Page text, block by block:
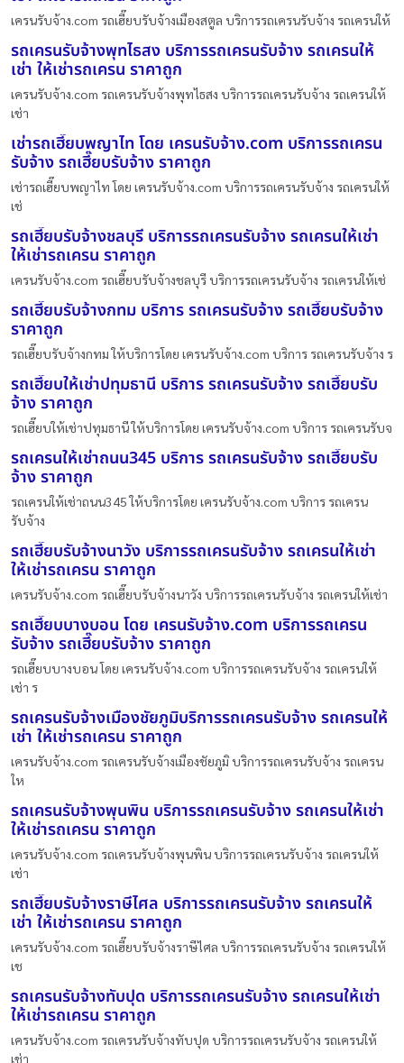
เครนรับจ้าง.com รถเฮี๊ยบรับจ้างเมืองสตูล บริการรถเครนรับจ้าง รถเครนให้
รถเครนรับจ้างพุทไธสง บริการรถเครนรับจ้าง รถเครนให้
เช่า ให้เช่ารถเครน ราคาถูก
เครนรับจ้าง.com รถเครนรับจ้างพุทไธสง บริการรถเครนรับจ้าง รถเครนให้
เช่า
เช่ารถเฮี๊ยบพญาไท โดย เครนรับจ้าง.com บริการรถเครน
รับจ้าง รถเฮี๊ยบรับจ้าง ราคาถูก
เช่ารถเฮี๊ยบพญาไท โดย เครนรับจ้าง.com บริการรถเครนรับจ้าง รถเครนให้
เช่
รถเฮี๊ยบรับจ้างชลบุรี บริการรถเครนรับจ้าง รถเครนให้เช่า
ให้เช่ารถเครน ราคาถูก
เครนรับจ้าง.com รถเฮี๊ยบรับจ้างชลบุรี บริการรถเครนรับจ้าง รถเครนให้เช่
รถเฮี๊ยบรับจ้างกทม บริการ รถเครนรับจ้าง รถเฮี๊ยบรับจ้าง
ราคาถูก
รถเฮี๊ยบรับจ้างกทม ให้บริการโดย เครนรับจ้าง.com บริการ รถเครนรับจ้าง ร
รถเฮี๊ยบให้เช่าปทุมธานี บริการ รถเครนรับจ้าง รถเฮี๊ยบรับ
จ้าง ราคาถูก
รถเฮี๊ยบให้เช่าปทุมธานี ให้บริการโดย เครนรับจ้าง.com บริการ รถเครนรับจ
รถเครนให้เช่าถนน345 บริการ รถเครนรับจ้าง รถเฮี๊ยบรับ
จ้าง ราคาถูก
รถเครนให้เช่าถนน345 ให้บริการโดย เครนรับจ้าง.com บริการ รถเครน
รับจ้าง
รถเฮี๊ยบรับจ้างนาวัง บริการรถเครนรับจ้าง รถเครนให้เช่า
ให้เช่ารถเครน ราคาถูก
เครนรับจ้าง.com รถเฮี๊ยบรับจ้างนาวัง บริการรถเครนรับจ้าง รถเครนให้เช่า
รถเฮี๊ยบบางบอน โดย เครนรับจ้าง.com บริการรถเครน
รับจ้าง รถเฮี๊ยบรับจ้าง ราคาถูก
รถเฮี๊ยบบางบอน โดย เครนรับจ้าง.com บริการรถเครนรับจ้าง รถเครนให้
เช่า ร
รถเครนรับจ้างเมืองชัยภูมิบริการรถเครนรับจ้าง รถเครนให้
เช่า ให้เช่ารถเครน ราคาถูก
เครนรับจ้าง.com รถเครนรับจ้างเมืองชัยภูมิ บริการรถเครนรับจ้าง รถเครน
ให
รถเครนรับจ้างพุนพิน บริการรถเครนรับจ้าง รถเครนให้เช่า
ให้เช่ารถเครน ราคาถูก
เครนรับจ้าง.com รถเครนรับจ้างพุนพิน บริการรถเครนรับจ้าง รถเครนให้
เช่า
รถเฮี๊ยบรับจ้างราษีไศล บริการรถเครนรับจ้าง รถเครนให้
เช่า ให้เช่ารถเครน ราคาถูก
เครนรับจ้าง.com รถเฮี๊ยบรับจ้างราษีไศล บริการรถเครนรับจ้าง รถเครนให้
เช
รถเครนรับจ้างทับปุด บริการรถเครนรับจ้าง รถเครนให้เช่า
ให้เช่ารถเครน ราคาถูก
เครนรับจ้าง.com รถเครนรับจ้างทับปุด บริการรถเครนรับจ้าง รถเครนให้
เช่า